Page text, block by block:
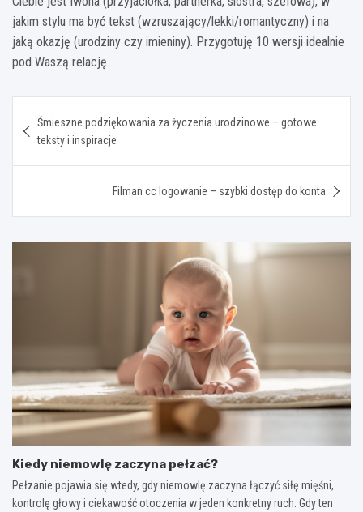
jakim stylu ma być tekst (wzruszający/lekki/romantyczny) i na
jaką okazję (urodziny czy imieniny). Przygotuję 10 wersji idealnie
pod Waszą relację.
wpisu
Śmieszne podziękowania za życzenia urodzinowe – gotowe
teksty i inspiracje
Filman cc logowanie – szybki dostęp do konta
Kiedy niemowlę zaczyna pełzać?
Pełzanie pojawia się wtedy, gdy niemowlę zaczyna łączyć siłę mięśni,
kontrolę głowy i ciekawość otoczenia w jeden konkretny ruch. Gdy ten